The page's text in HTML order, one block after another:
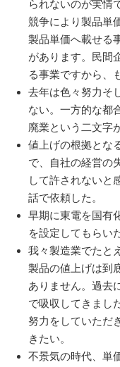
られないのが実情
競争により製品単
製品単価へ載せる
があります。民間
る事業ですから、
去年は色々努力そ
ない。一方的な都
廃業という二文字
値上げの根拠とな
で、自社の経営の
して許されないと
話で依頼した。
早期に東電を国有
を設定してもらい
我々製造業でたと
製品の値上げは到
ありません。過去
で吸収してきまし
努力をしていただ
きたい。
不景気の時代、単